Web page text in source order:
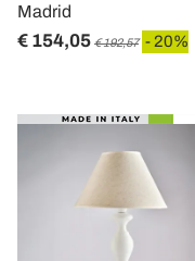
Madrid
€ 154,05 € 192,57 - 20%